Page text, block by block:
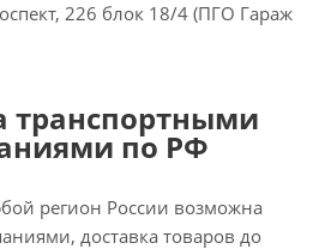
226 блок 18/4 (ПГО Гараж
транспортными
по РФ
регион России возможна
доставка товаров до